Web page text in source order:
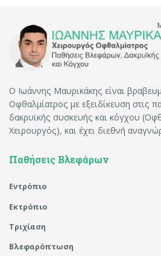
Ο Ιωάννης Μαυρικάκης είναι
Οφθαλμίατρος με εξειδίκευση στις
δακρυϊκής συσκευής και κόγχου
Χειρουργός), και έχει διεθνή
Παθήσεις Βλεφάρων
Εντρόπιο
Εκτρόπιο
Τριχίαση
Βλεφαρόπτωση